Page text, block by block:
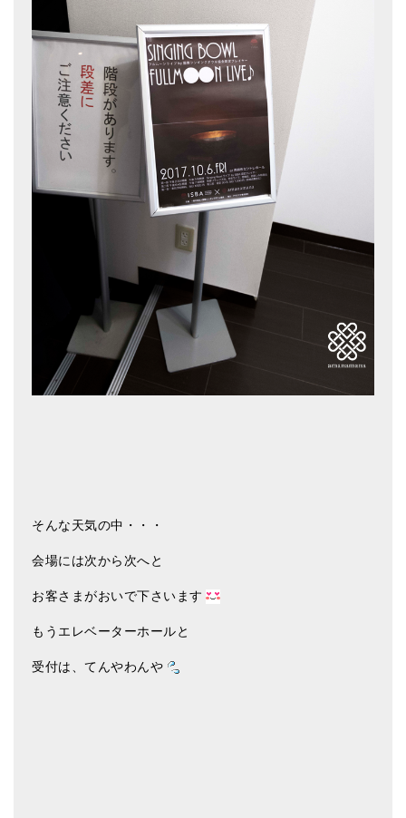
ギフトラッピング
シンギングボウル講座
初級講座
倍音呼吸法レッスン
中級講座
上級講座
ビギナー講師・養成講座
メールお便り登録
LINEお友だち登録
そんな天気の中・・・
会場には次から次へと
お客さまがおいで下さいます
もうエレベーターホールと
受付は、てんやわんや